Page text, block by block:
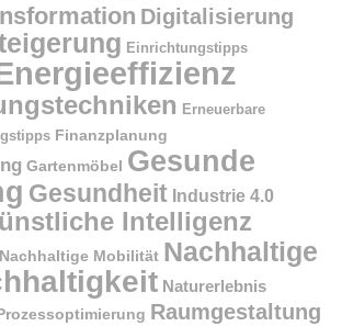
Digitalisierung
Einrichtungstipps
Erneuerbare
Finanzplanung
Gartenmöbel Gesunde
Gesundheit Industrie 4.0
Intelligenz
Nachhaltige Mobilität Nachhaltige
Naturerlebnis
Raumgestaltung